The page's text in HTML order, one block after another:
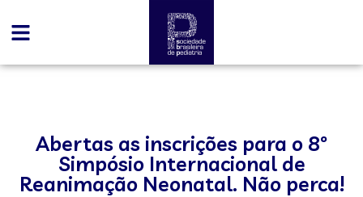
Abertas as inscrições para o 8º
Simpósio Internacional de
Reanimação Neonatal. Não perca!